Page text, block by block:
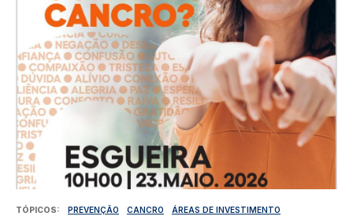
TÓPICOS PREVENÇÃO CANCRO
ÁREAS DE INVESTIMENTO